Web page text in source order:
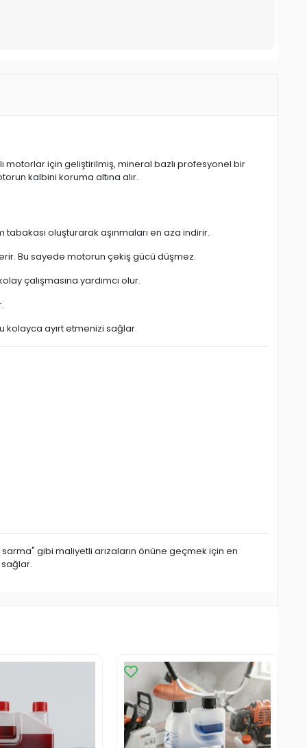
motorlar için geliştirilmiş, mineral bazlı profesyonel bir
kalbini koruma altına alır.
oluşturarak aşınmaları en aza indirir.
Bu sayede motorun çekiş gücü düşmez.
çalışmasına yardımcı olur.
kolayca ayırt etmenizi sağlar.
gibi maliyetli arızaların önüne geçmek için en